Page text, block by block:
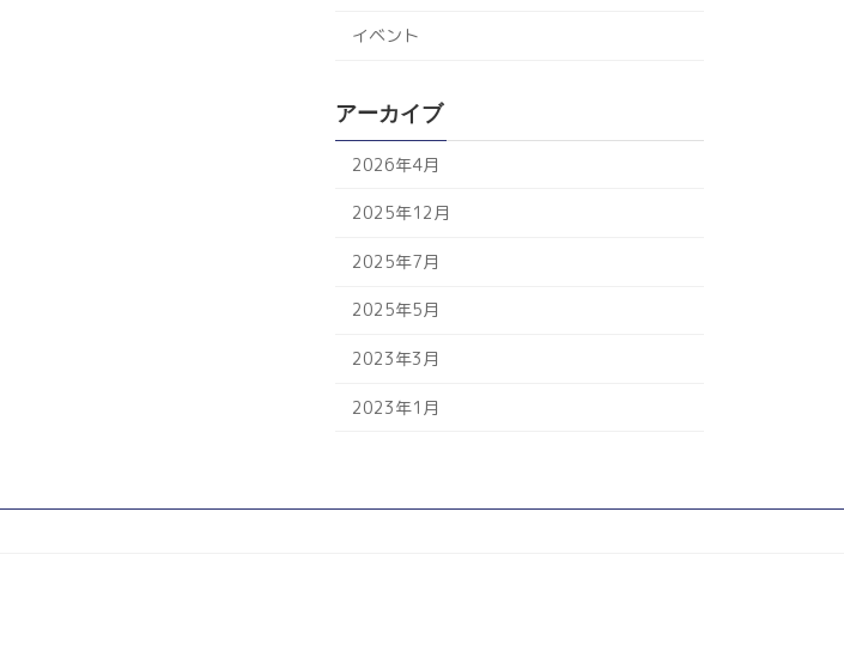
イベント
アーカイブ
2026年4月
2025年12月
2025年7月
2025年5月
2023年3月
2023年1月